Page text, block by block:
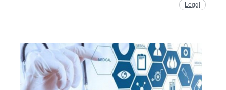
Leggi